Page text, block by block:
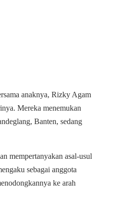
anaknya, Rizky Agam
Mereka menemukan
Banten, sedang
mempertanyakan asal-usul
sebagai anggota
ke arah